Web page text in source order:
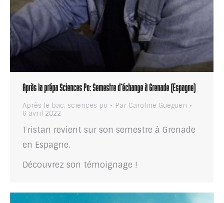
Après la prépa Sciences Po: Semestre d’échange à Grenade (Espagne)
Après le bac, sciences po Par Caroline Gueguen
6 avril 2022
Tristan revient sur son semestre à Grenade
en Espagne.
Découvrez son témoignage !